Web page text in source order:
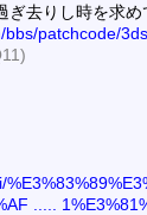
ぎ去りし時を求
patchcode/
.....